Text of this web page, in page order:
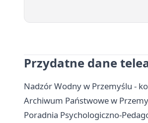
Przydatne dane
Nadzór Wodny w Przemyślu -
Archiwum Państwowe w
Poradnia Psychologiczno-